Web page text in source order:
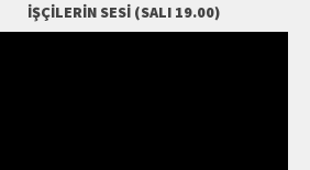
İŞÇILERIN SESI (SALI 19.00)